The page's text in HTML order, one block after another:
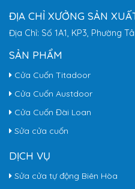
ĐỊA CHỈ XƯỞNG SẢN
Địa Chỉ: Số 1A1, KP3, Phường
SẢN PHẨM
Cửa Cuốn Titadoor
Cửa Cuốn Austdoor
Cửa Cuốn Đài Loan
Sửa cửa cuốn
DỊCH VỤ
Sửa cửa tự động Biên Hòa